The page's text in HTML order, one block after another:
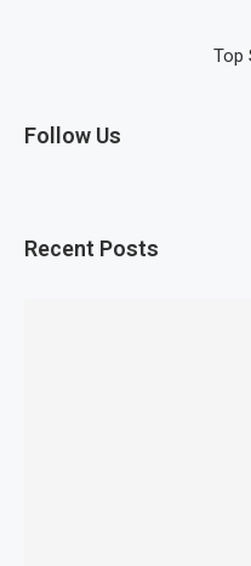
Follow Us
Recent Posts